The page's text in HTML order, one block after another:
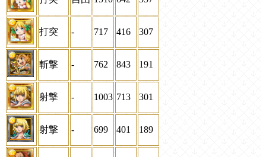
打突 - 717 416 307
斬撃 - 762 843 191
射撃 - 1003 713 301
射撃 - 699 401 189